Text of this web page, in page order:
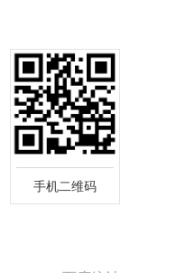
手机二维码